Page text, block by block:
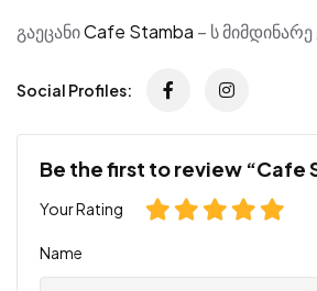
გაეცანიCafe Stamba – ს მიმდინარე
Social Profiles:
Be the first to review “Cafe
Your Rating
Name